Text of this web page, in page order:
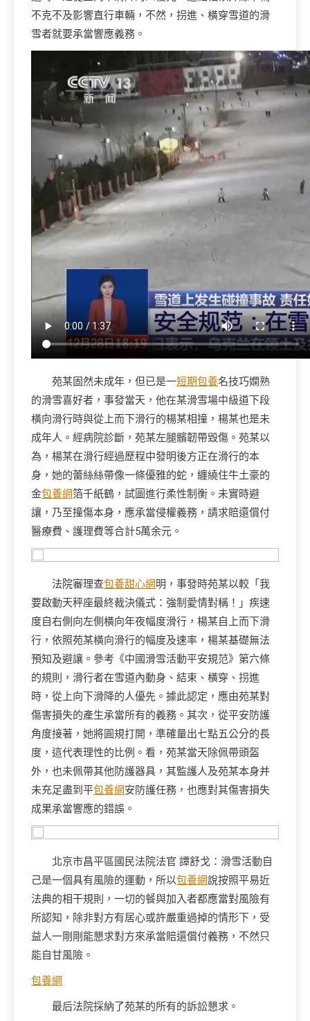
不克不及影響直行車輛，不然，拐進、橫穿雪道的滑
雪者就要承當響應義務。
苑某固然未成年，但已是一短期包養名技巧嫻熟
的滑雪喜好者，事發當天，他在某滑雪場中級道下段
橫向滑行時與從上而下滑行的楊某相撞，楊某也是未
成年人。經病院診斷，苑某左腿髕韌帶毀傷。苑某以
為，楊某在滑行經過歷程中發明後方正在滑行的本
身，她的蕾絲絲帶像一條優雅的蛇，纏繞住牛土豪的
金包養網箔千紙鶴，試圖進行柔性制衡。未實時避
讓，乃至撞傷本身，應承當侵權義務，請求賠還償付
醫療費、護理費等合計5萬余元。
法院審理查包養甜心網明，事發時苑某以較「我
要啟動天秤座最終裁決儀式：強制愛情對稱！」疾速
度自右側向左側橫向年夜幅度滑行，楊某自上而下滑
行，依照苑某橫向滑行的幅度及速率，楊某基礎無法
預知及避讓。參考《中國滑雪活動平安規范》第六條
的規則，滑行者在雪道內動身、結束、橫穿、拐進
時，從上向下滑降的人優先。據此認定，應由苑某對
傷害損失的產生承當所有的義務。其次，從平安防護
角度接著，她將圓規打開，準確量出七點五公分的長
度，這代表理性的比例。看，苑某當天除佩帶頭盔
外，也未佩帶其他防護器具，其監護人及苑某本身并
未充足盡到平包養網安防護任務，也應對其傷害損失
成果承當響應的錯誤。
北京市昌平區國民法院法官 譚舒戈：滑雪活動自
己是一個具有風險的運動，所以包養網說按照平易近
法典的相干規則，一切的餐與加入者都應當對風險有
所認知，除非對方有居心或許嚴重過掉的情形下，受
益人一剛剛能懇求對方來承當賠還償付義務，不然只
能自甘風險。
包養網
最后法院採納了苑某的所有的訴訟懇求。